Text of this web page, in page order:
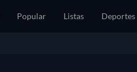
Popular Listas Deportes